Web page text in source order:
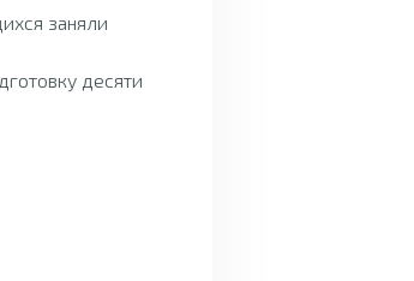
заняли
десяти